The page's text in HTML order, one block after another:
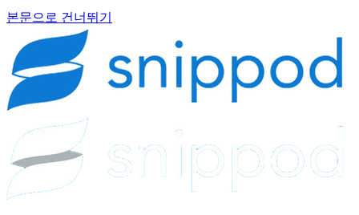
본문으로 건너뛰기